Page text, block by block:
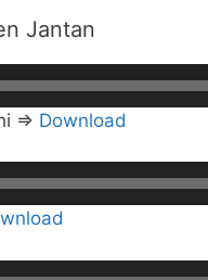
Jantan
=> Download